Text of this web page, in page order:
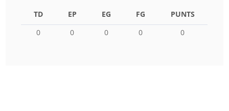
TD EP EG FG
PUNTS
0
0 0 0 0